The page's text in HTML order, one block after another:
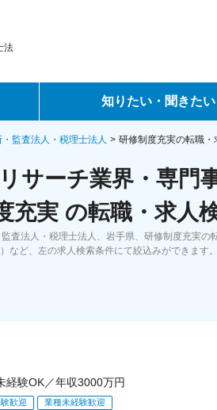
法
知りたい・聞きたい
転職ノウハウ
データで見る転職
コラム・インタビュー
転職Q&A
監査法人・税理士法人 研修制度充実の転職・
サーチ業界・専門
充実 の転職・求人
査法人・税理士法人、岩手県、研修制度充実
など、左の求人検索条件にて絞込みができます
経験OK／年収3000万円
歓迎 業種未経験歓迎